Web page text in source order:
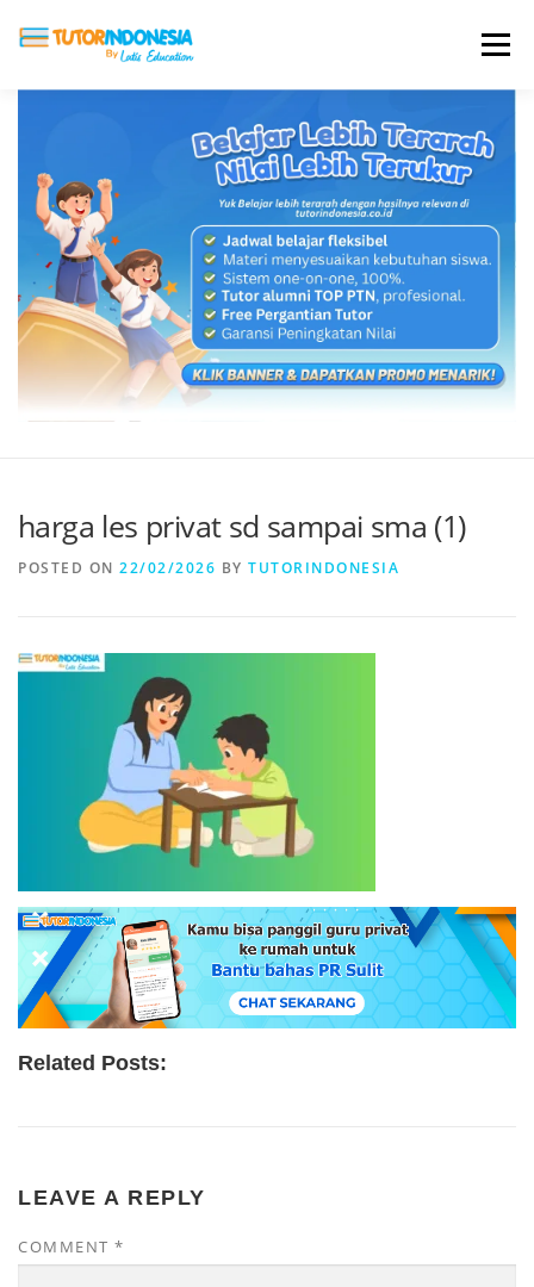
Menu
ABOUT US JADI PENGAJAR
BIAYA LES TESTIMONI PROFIL ALUMNI
BLOG DAFTAR SEKOLAH
harga les privat sd sampai sma (1)
POSTED ON 22/02/2026 BY TUTORINDONESIA
Related Posts:
LEAVE A REPLY
COMMENT *